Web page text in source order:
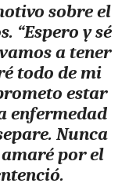
sobre el
“Espero y sé
a tener
todo de mi
estar
enfermedad
Nunca
por el